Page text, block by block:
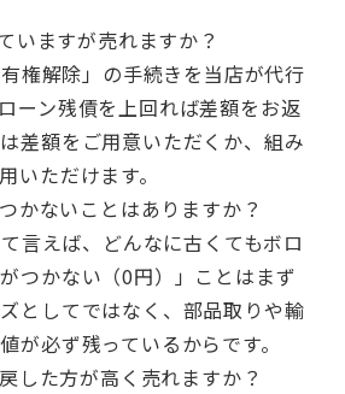
いますが売れますか？
権解除」の手続きを当店が代行
ーン残債を上回れば差額をお返
差額をご用意いただくか、組み
いただけます。
かないことはありますか？
言えば、どんなに古くてもボロ
つかない（0円）」ことはまず
としてではなく、部品取りや輸
が必ず残っているからです。
した方が高く売れますか？